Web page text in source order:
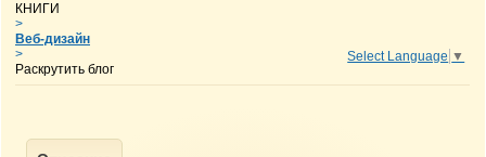
КНИГИ
>
Веб-дизайн
>
Раскрутить блог
Select Language ▼